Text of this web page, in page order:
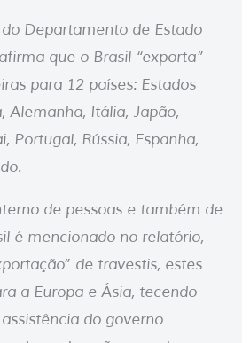
Departamento de Estado
que o Brasil “exporta”
para 12 países: Estados
Alemanha, Itália, Japão,
Portugal, Rússia, Espanha,
de pessoas e também de
é mencionado no relatório,
de travestis, estes
a Europa e Ásia, tecendo
do governo